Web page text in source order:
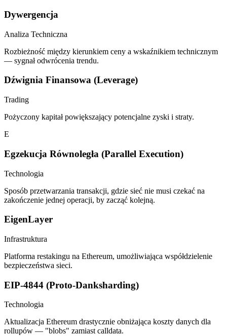
Dywergencja
Analiza Techniczna
Rozbieżność między kierunkiem ceny a wskaźnikiem technicznym
— sygnał odwrócenia trendu.
Dźwignia Finansowa (Leverage)
Trading
Pożyczony kapitał powiększający potencjalne zyski i straty.
E
Egzekucja Równoległa (Parallel Execution)
Technologia
Sposób przetwarzania transakcji, gdzie sieć nie musi czekać na
zakończenie jednej operacji, by zacząć kolejną.
EigenLayer
Infrastruktura
Platforma restakingu na Ethereum, umożliwiająca współdzielenie
bezpieczeństwa sieci.
EIP-4844 (Proto-Danksharding)
Technologia
Aktualizacja Ethereum drastycznie obniżająca koszty danych dla
rollupów — "blobs" zamiast calldata.